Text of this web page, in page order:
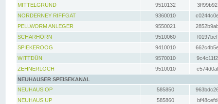
MITTELGRUND
9510132
NORDERNEY RIFFGAT
9360010
PELLWORM ANLEGER
9550021
SCHARHÖRN
9510060
SPIEKEROOG
9410010
WITTDÜN
9570010
ZEHNERLOCH
9510010
NEUHAUSER SPEISEKANAL
NEUHAUS OP
585850
NEUHAUS UP
585860